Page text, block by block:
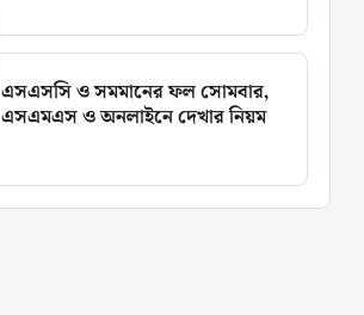
এসএসসি ও সমমানের ফল সোমবার,
এসএমএস ও অনলাইনে দেখার নিয়ম